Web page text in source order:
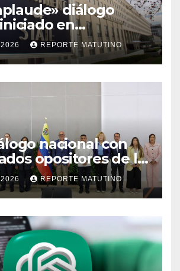
diálogo
en
REPORTE MATUTINO
nacional con
opositores de la
REPORTE MATUTINO